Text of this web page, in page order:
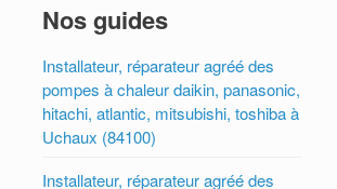
Nos guides
Installateur, réparateur agréé des
pompes à chaleur daikin, panasonic,
hitachi, atlantic, mitsubishi, toshiba à
Uchaux (84100)
Installateur, réparateur agréé des